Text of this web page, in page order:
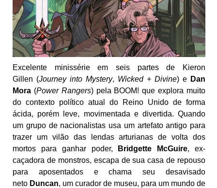
Excelente minissérie em seis partes de Kieron
Gillen (Journey into Mystery, Wicked + Divine) e Dan
Mora (Power Rangers) pela BOOM! que explora muito
do contexto político atual do Reino Unido de forma
ácida, porém leve, movimentada e divertida. Quando
um grupo de nacionalistas usa um artefato antigo para
trazer um vilão das lendas arturianas de volta dos
mortos para ganhar poder,
Bridgette McGuire, ex-
caçadora de monstros, escapa de sua casa de repouso
para aposentados e chama seu desavisado
neto Duncan, um curador de museu, para um mundo de